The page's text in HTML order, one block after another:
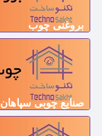
بروغنی چوب
صنایع چوبی سپاهان